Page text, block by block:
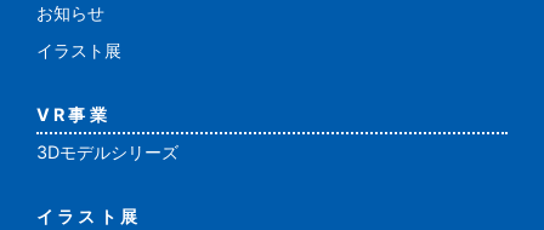
お知らせ
イラスト展
VR事業
3Dモデルシリーズ
イラスト展